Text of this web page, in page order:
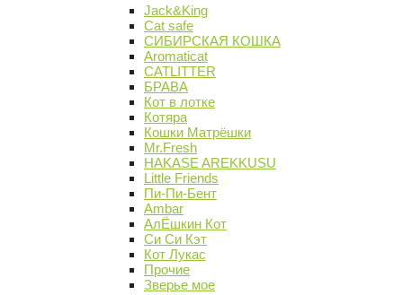
Jack&King
Cat safe
СИБИРСКАЯ КОШКА
Aromaticat
CATLITTER
БРАВА
Кот в лотке
Котяра
Кошки Матрёшки
Mr.Fresh
HAKASE AREKKUSU
Little Friends
Пи-Пи-Бент
Ambar
АлЁшкин Кот
Си Си Кэт
Кот Лукас
Прочие
Зверье мое